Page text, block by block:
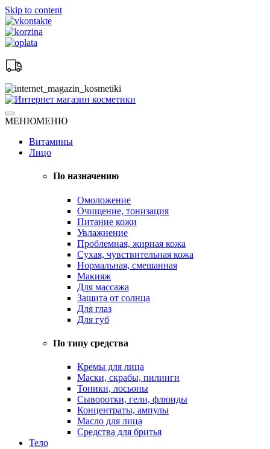
Skip to content
Интернет магазин косметики
Натуральная косметика
МЕНЮМЕНЮ
Витамины
Лицо
По назначению
Омоложение
Очищение, тонизация
Питание кожи
Увлажнение
Проблемная, жирная кожа
Сухая, чувствительная кожа
Нормальная, смешанная
Макияж
Для массажа
Защита от солнца
Для глаз
Для губ
По типу средства
Кремы для лица
Маски, скрабы, пилинги
Тоники, лосьоны
Сыворотки, гели, флюиды
Концентраты, ампулы
Масло для лица
Средства для бритья
Тело